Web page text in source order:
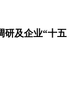
研及企业“十五